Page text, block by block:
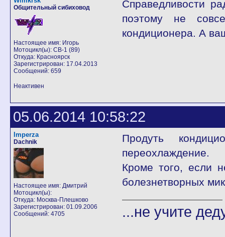
Общительный сибиховод
Настоящее имя: Игорь
Мотоцикл(ы): CB-1 (89)
Откуда: Красноярск
Зарегистрирован: 17.04.2013
Сообщений: 659
Справедливости
поэтому не
кондиционера. А
Неактивен
05.06.2014 10:58:22
Imperza
Dachnik
Настоящее имя: Дмитрий
Мотоцикл(ы):
Откуда: Москва-Плешково
Зарегистрирован: 01.09.2006
Сообщений: 4705
Продуть
переохлаждение.
Кроме того, если
болезнетворных
...не учите